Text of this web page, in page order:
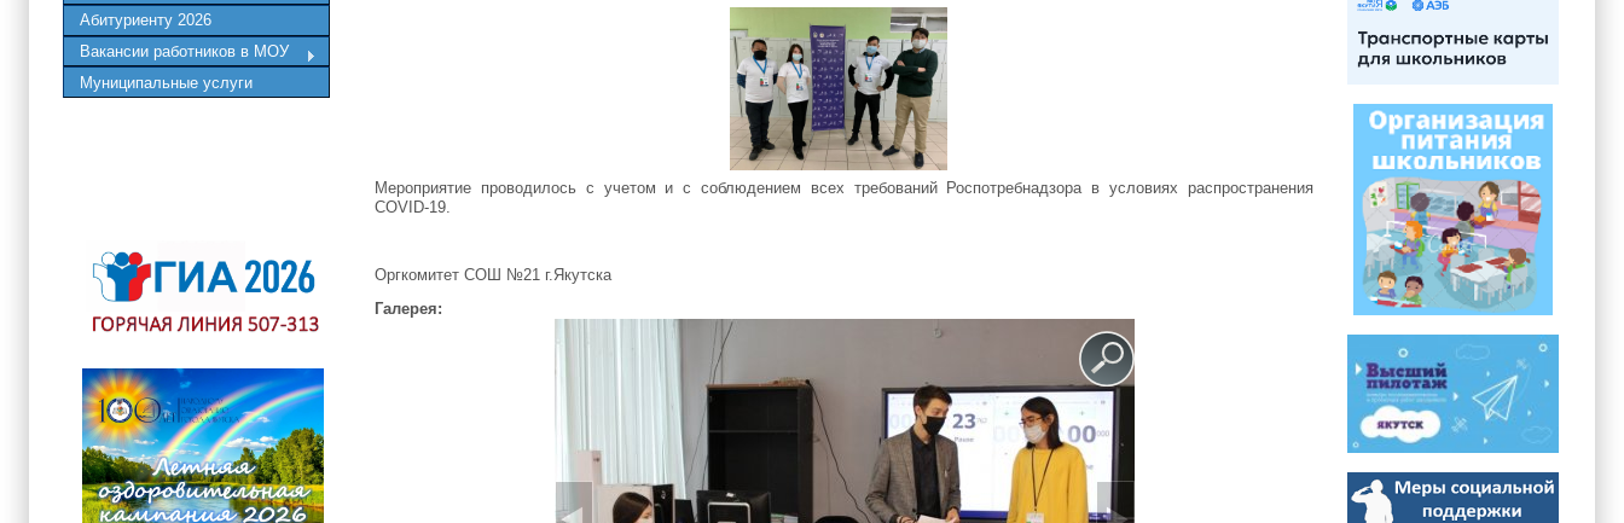
Абитуриенту 2026
Вакансии работников в МОУ
Муниципальные услуги
Мероприятие проводилось с учетом и с соблюдением всех требований Роспотребнадзора в условиях распространения
COVID-19.
Оргкомитет СОШ №21 г.Якутска
Галерея: